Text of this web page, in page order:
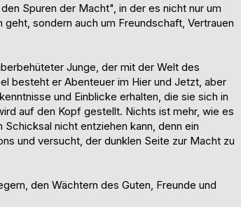
Spuren der Macht", in der es nicht nur um
sondern auch um Freundschaft, Vertrauen
Junge, der mit der Welt des
besteht er Abenteuer im Hier und Jetzt, aber
und Einblicke erhalten, die sie sich in
auf den Kopf gestellt. Nichts ist mehr, wie es
nicht entziehen kann, denn ein
und versucht, der dunklen Seite zur Macht zu
den Wächtern des Guten, Freunde und